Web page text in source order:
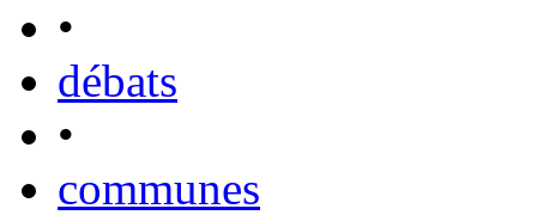
•
débats
•
communes